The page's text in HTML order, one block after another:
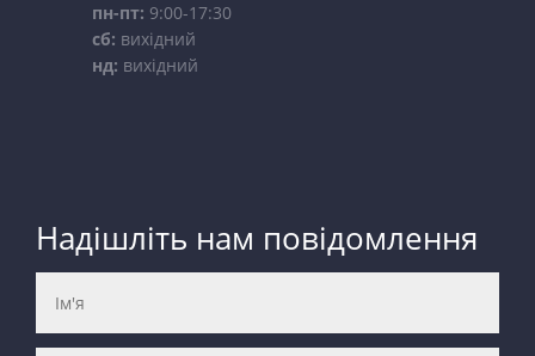
пн-пт: 9:00-17:30
сб: вихідний
нд: вихідний
Надішліть нам повідомлення